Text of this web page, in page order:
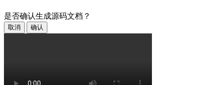
是否确认生成源码文档？
取消 确认